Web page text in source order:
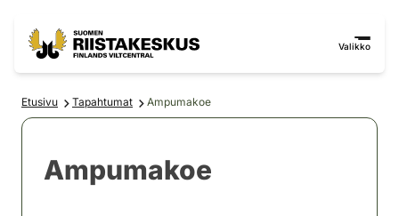
Valikko
Etusivu Tapahtumat Ampumakoe
Ampumakoe